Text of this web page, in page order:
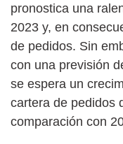
pronostica una
2023 y, en
de pedidos. Sin
con una previsión
se espera un
cartera de pedidos
comparación con